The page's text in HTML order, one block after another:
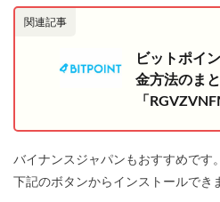
関連記事
ビットポイ
金方法のま
「
バイナンスジャパンもおすすめです。
下記のボタンからインストールでき